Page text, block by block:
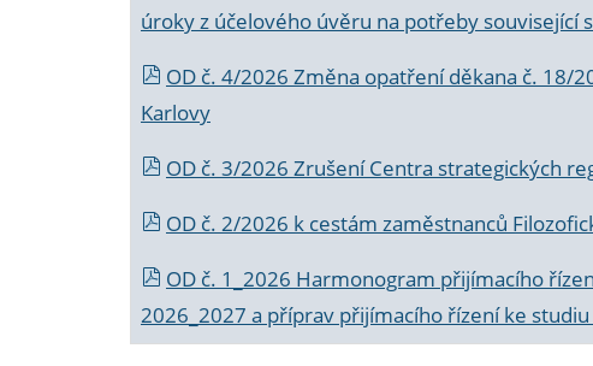
úroky z účelového úvěru na potřeby související
OD č. 4/2026 Změna opatření děkana č. 18/
Karlovy
OD č. 3/2026 Zrušení Centra strategických
OD č. 2/2026 k cestám zaměstnanců
OD č. 1_2026 Harmonogram přijímacího
2026_2027 a příprav přijímacího řízení ke